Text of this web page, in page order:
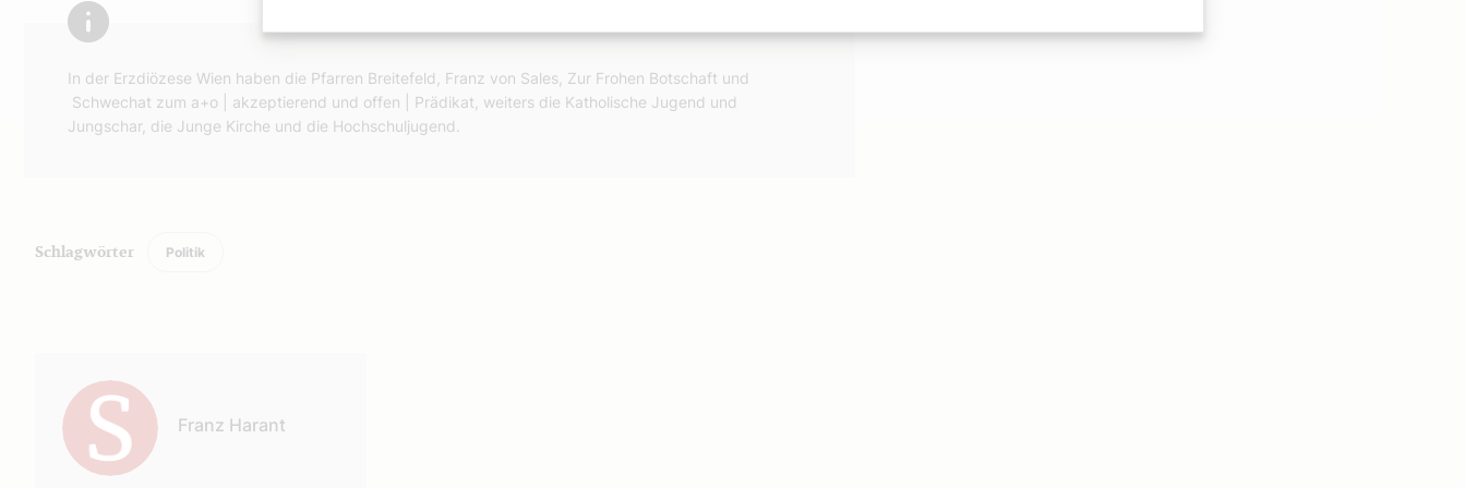
In der Erzdiözese Wien haben die Pfarren Breitefeld, Franz von Sales, Zur Frohen Botschaft und
Schwechat zum a+o | akzeptierend und offen | Prädikat, weiters die Katholische Jugend und
Jungschar, die Junge Kirche und die Hochschuljugend.
Schlagwörter Politik
Franz Harant